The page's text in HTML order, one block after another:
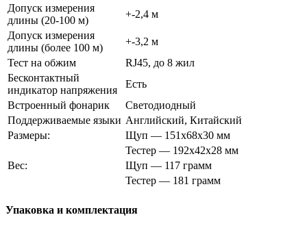
Допуск измерения
длины (20-100 м)
+-2,4 м
Допуск измерения
длины (более 100 м)
+-3,2 м
Тест на обжим
RJ45, до 8 жил
Бесконтактный
индикатор напряжения
Есть
Встроенный фонарик
Светодиодный
Поддерживаемые языки Английский, Китайский
Размеры:
Щуп — 151х68х30 мм
Тестер — 192х42х28 мм
Вес:
Щуп — 117 грамм
Тестер — 181 грамм
Упаковка и комплектация